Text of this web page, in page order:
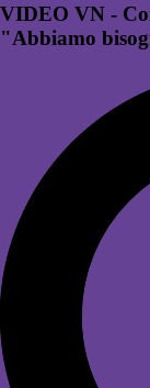
VIDEO VN -
"Abbiamo